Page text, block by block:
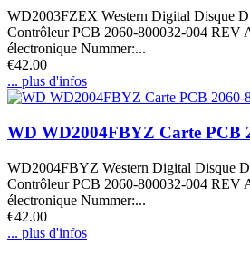
WD2003FZEX Western Digital Disque
Contrôleur PCB 2060-800032-004 REV
électronique Nummer:...
€42.00
... plus d'infos
WD WD2004FBYZ Carte PCB
WD2004FBYZ Western Digital Disque
Contrôleur PCB 2060-800032-004 REV
électronique Nummer:...
€42.00
... plus d'infos